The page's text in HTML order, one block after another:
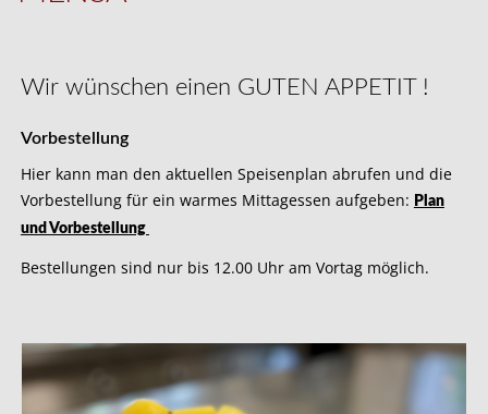
Wir wünschen einen GUTEN APPETIT !
Vorbestellung
Hier kann man den aktuellen Speisenplan abrufen und die
Vorbestellung für ein warmes Mittagessen aufgeben: Plan
und Vorbestellung
Bestellungen sind nur bis 12.00 Uhr am Vortag möglich.